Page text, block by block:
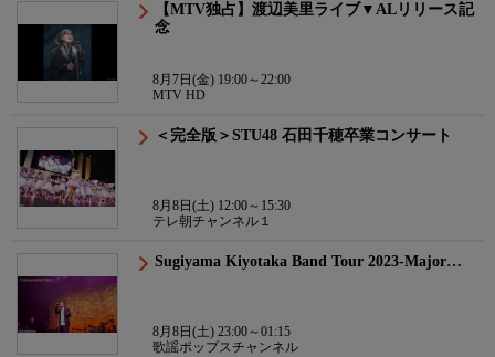
【MTV独占】渡辺美里ライブ▼ALリリース記
念
8月7日(金) 19:00～22:00
MTV HD
＜完全版＞STU48 石田千穂卒業コンサート
8月8日(土) 12:00～15:30
テレ朝チャンネル１
Sugiyama Kiyotaka Band Tour 2023-Major…
8月8日(土) 23:00～01:15
歌謡ポップスチャンネル